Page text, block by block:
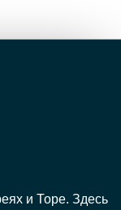
и Торе. Здесь